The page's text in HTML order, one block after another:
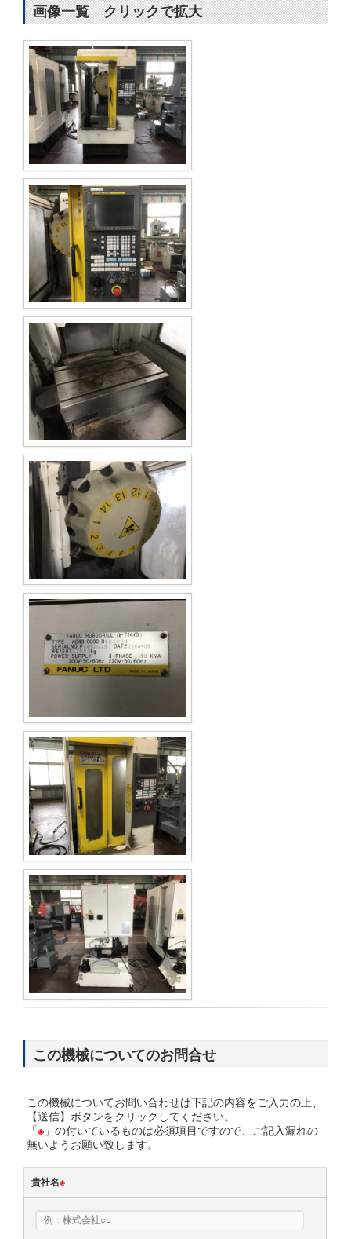
画像一覧 クリックで拡大
この機械についてのお問合せ
この機械についてお問い合わせは下記の内容をご入力の上、
【送信】ボタンをクリックしてください。
「※ 」の付いているものは必須項目ですので、ご記入漏れの
無いようお願い致します。
貴社名※